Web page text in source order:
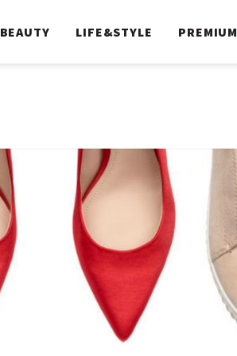
BEAUTY LIFE&STYLE PREMIUM